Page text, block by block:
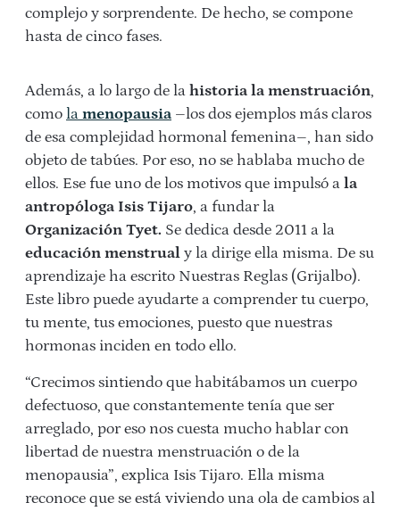
complejo y sorprendente. De hecho, se compone
hasta de cinco fases.
Además, a lo largo de la historia la menstruación,
como la menopausia –los dos ejemplos más claros
de esa complejidad hormonal femenina–, han sido
objeto de tabúes. Por eso, no se hablaba mucho de
ellos. Ese fue uno de los motivos que impulsó a la
antropóloga Isis Tijaro, a fundar la
Organización Tyet. Se dedica desde 2011 a la
educación menstrual y la dirige ella misma. De su
aprendizaje ha escrito Nuestras Reglas (Grijalbo).
Este libro puede ayudarte a comprender tu cuerpo,
tu mente, tus emociones, puesto que nuestras
hormonas inciden en todo ello.
“Crecimos sintiendo que habitábamos un cuerpo
defectuoso, que constantemente tenía que ser
arreglado, por eso nos cuesta mucho hablar con
libertad de nuestra menstruación o de la
menopausia”, explica Isis Tijaro. Ella misma
reconoce que se está viviendo una ola de cambios al